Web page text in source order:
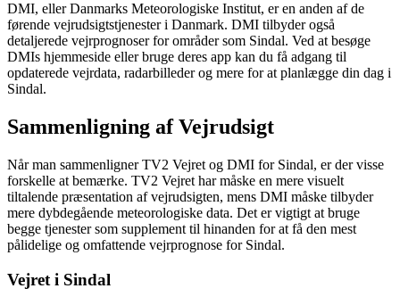
DMI, eller Danmarks Meteorologiske Institut, er en anden af ​​de
førende vejrudsigtstjenester i Danmark. DMI tilbyder også
detaljerede vejrprognoser for områder som Sindal. Ved at besøge
DMIs hjemmeside eller bruge deres app kan du få adgang til
opdaterede vejrdata, radarbilleder og mere for at planlægge din dag i
Sindal.
Sammenligning af Vejrudsigt
Når man sammenligner TV2 Vejret og DMI for Sindal, er der visse
forskelle at bemærke. TV2 Vejret har måske en mere visuelt
tiltalende præsentation af vejrudsigten, mens DMI måske tilbyder
mere dybdegående meteorologiske data. Det er vigtigt at bruge
begge tjenester som supplement til hinanden for at få den mest
pålidelige og omfattende vejrprognose for Sindal.
Vejret i Sindal